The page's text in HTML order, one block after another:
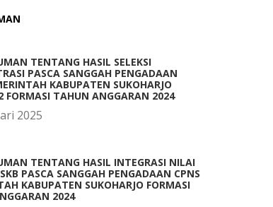
TENTANG HASIL SELEKSI
PASCA SANGGAH PENGADAAN
KABUPATEN SUKOHARJO
FORMASI TAHUN ANGGARAN 2024
2025
TENTANG HASIL INTEGRASI NILAI
PASCA SANGGAH PENGADAAN CPNS
KABUPATEN SUKOHARJO FORMASI
2024